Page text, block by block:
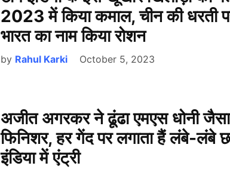
2023 में किया कमाल, चीन की धरती
भारत का नाम किया रोशन
by Rahul Karki October 5, 2023
अजीत अगरकर ने ढूंढा एमएस धोनी
फिनिशर, हर गेंद पर लगाता हैं लंबे-लंबे
इंडिया में एंट्री